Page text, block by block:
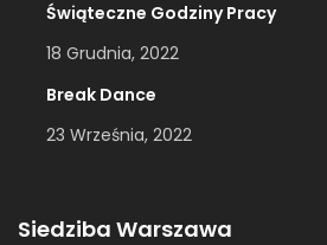
Świąteczne Godziny Pracy
18 Grudnia, 2022
Break Dance
23 Września, 2022
Siedziba Warszawa